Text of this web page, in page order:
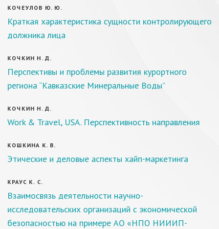
КОЧЕУЛОВ Ю. Ю.
Краткая характеристика сущности контролирующего
должника лица
КОЧКИН Н. Д.
Перспективы и проблемы развития курортного
региона “Кавказские Минеральные Воды”
КОЧКИН Н. Д.
Work & Travel, USA. Перспективность направления
КОШКИНА К. В.
Этические и деловые аспекты хайп-маркетинга
КРАУС К. С.
Взаимосвязь деятельности научно-
исследовательских организаций с экономической
безопасностью на примере АО «НПО НИИИП-